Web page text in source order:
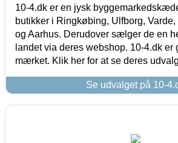
10-4.dk er en jysk
butikker i Ringkøbing, Ulfborg,
og Aarhus. Derudover sælger de en
landet via deres webshop. 10-4.dk er
mærket. Klik her for at se deres
Se udvalget på 10-